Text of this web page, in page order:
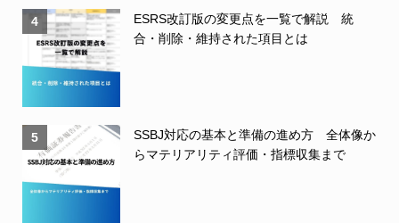
4
ESRS改訂版の変更点を一覧で解説 統
合・削除・維持された項目とは
5
SSBJ対応の基本と準備の進め方 全体像か
らマテリアリティ評価・指標収集まで